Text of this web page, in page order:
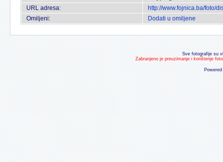
URL adresa:
http://www.fojnica.ba/foto/
Omiljeni:
Dodati u omiljene
Sve fotografije su
Zabranjeno je preuzimanje i korištenje